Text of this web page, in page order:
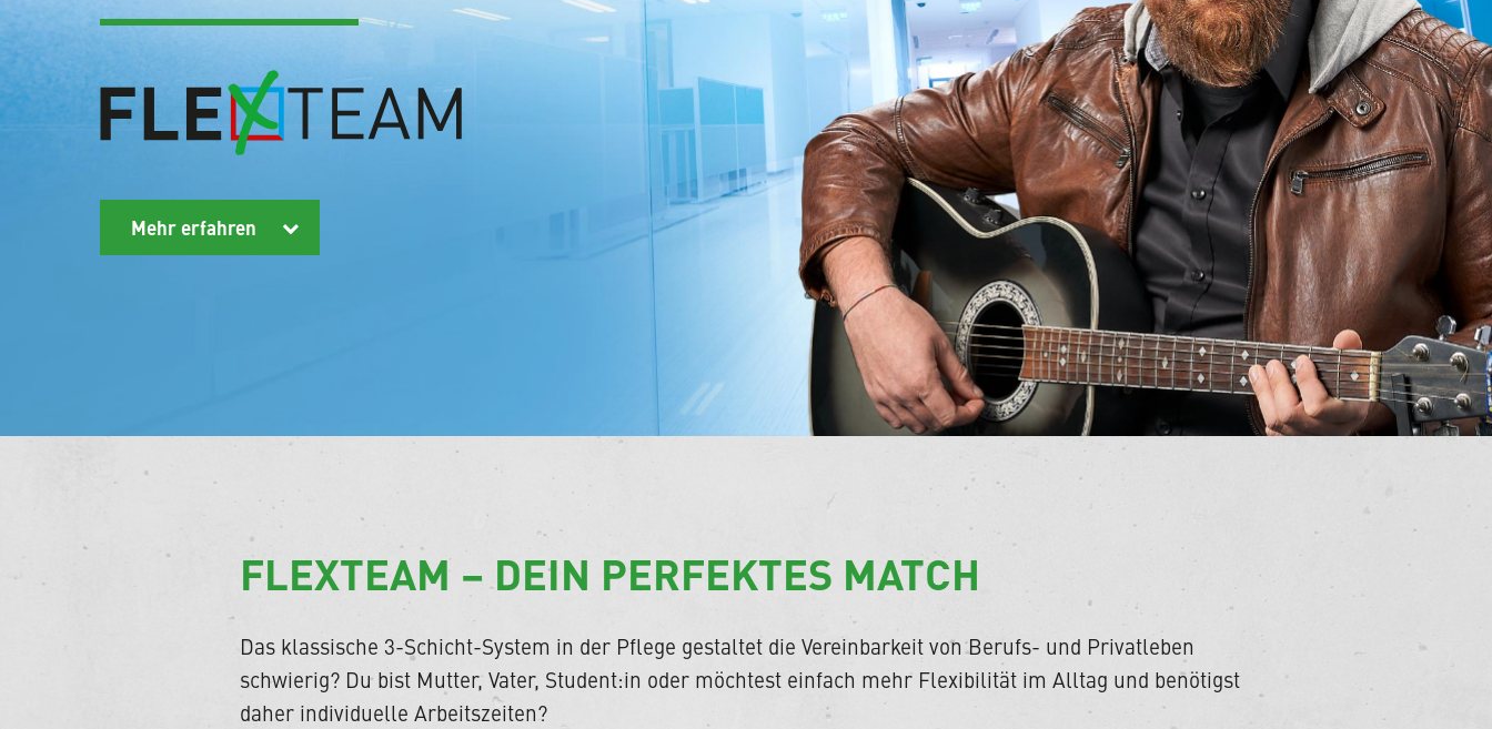
Mehr erfahren
FLEXTEAM – DEIN PERFEKTES MATCH
Das klassische 3-Schicht-System in der Pflege gestaltet die Vereinbarkeit von Berufs- und Privatleben
schwierig? Du bist Mutter, Vater, Student:in oder möchtest einfach mehr Flexibilität im Alltag und benötigst
daher individuelle Arbeitszeiten?